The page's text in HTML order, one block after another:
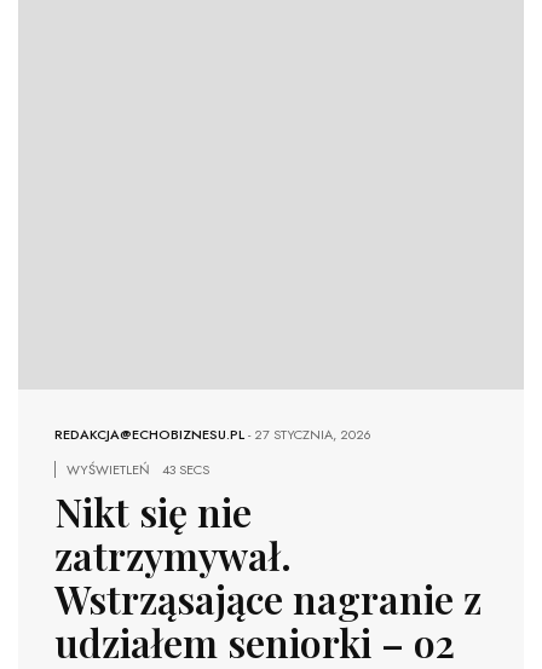
REDAKCJA@ECHOBIZNESU.PL-27 STYCZNIA, 2026
WYŚWIETLEŃ
43 SECS
Nikt się nie
zatrzymywał.
Wstrząsające nagranie z
udziałem seniorki – o2